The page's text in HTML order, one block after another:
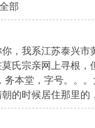
部
，我系江苏泰兴
氏宗亲网上寻根
本堂，字号。。
的时候居住那里